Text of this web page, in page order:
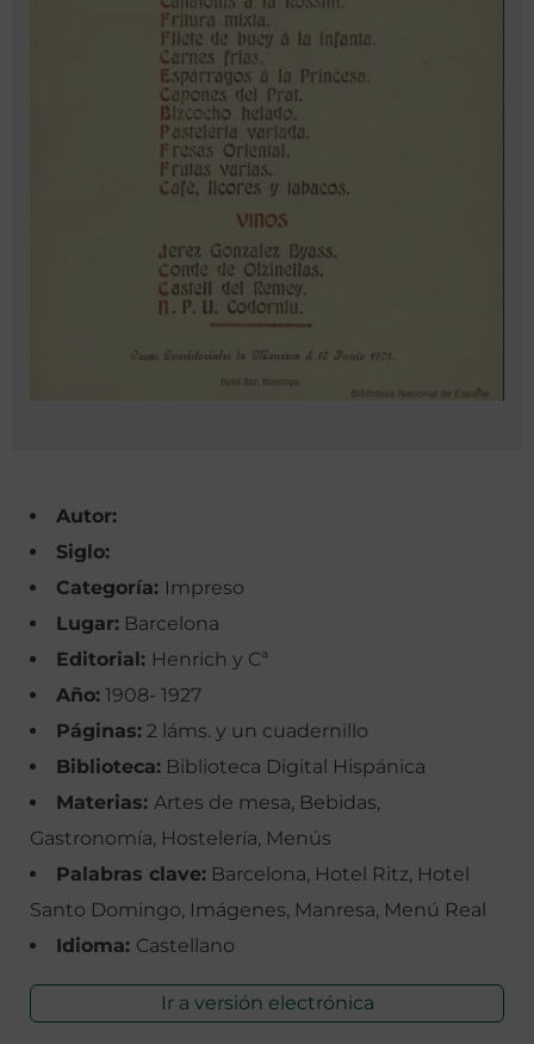
Autor:
Siglo:
Categoría: Impreso
Lugar: Barcelona
Editorial: Henrich y Cª
Año: 1908- 1927
Páginas: 2 láms. y un cuadernillo
Biblioteca: Biblioteca Digital Hispánica
Materias: Artes de mesa, Bebidas,
Gastronomía, Hostelería, Menús
Palabras clave: Barcelona, Hotel Ritz, Hotel
Santo Domingo, Imágenes, Manresa, Menú Real
Idioma: Castellano
Ir a versión electrónica